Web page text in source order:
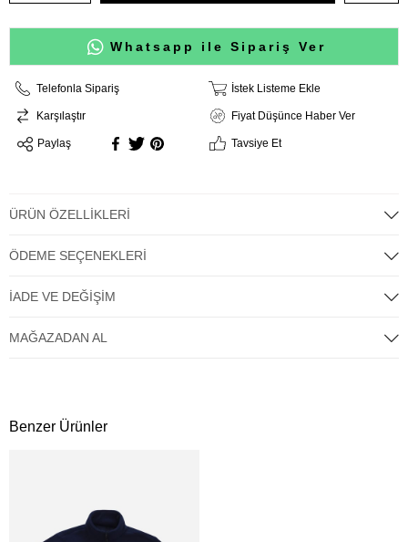
Whatsapp ile Sipariş Ver
Telefonla Sipariş İstek Listeme Ekle
Karşılaştır Fiyat Düşünce Haber Ver
Paylaş Tavsiye Et
ÜRÜN ÖZELLIKLERI
ÖDEME SEÇENEKLERI
İADE VE DEĞIŞIM
MAĞAZADAN AL
Benzer Ürünler